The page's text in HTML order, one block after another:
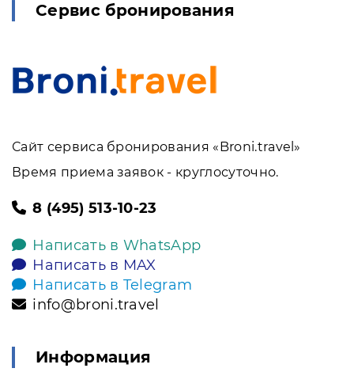
Сервис бронирования
Сайт сервиса бронирования «Broni.travel»
Время приема заявок - круглосуточно.
8 (495) 513-10-23
Написать в WhatsApp
Написать в MAX
Написать в Telegram
info@broni.travel
Информация